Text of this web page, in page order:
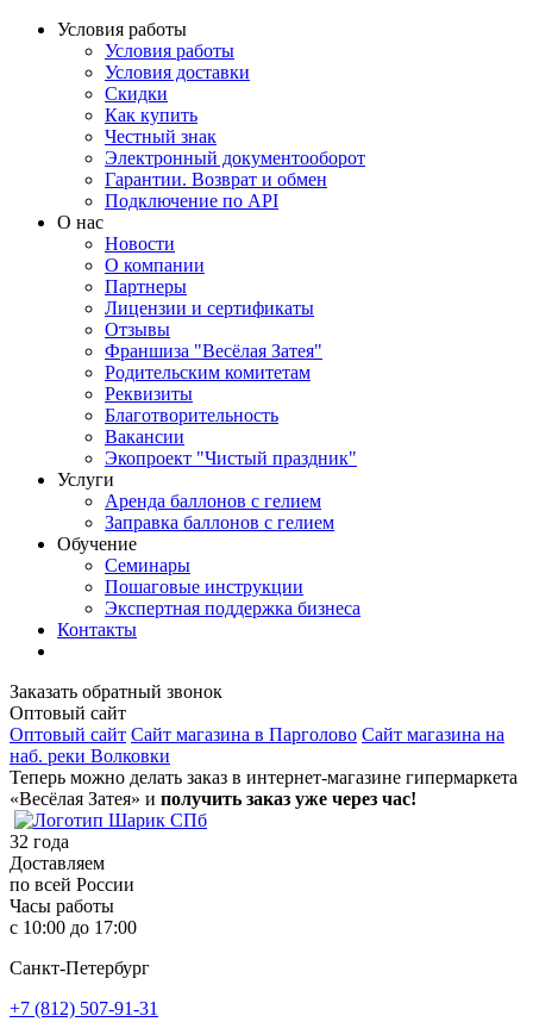
Условия работы
Условия работы
Условия доставки
Скидки
Как купить
Честный знак
Электронный документооборот
Гарантии. Возврат и обмен
Подключение по API
О нас
Новости
О компании
Партнеры
Лицензии и сертификаты
Отзывы
Франшиза "Весёлая Затея"
Родительским комитетам
Реквизиты
Благотворительность
Вакансии
Экопроект "Чистый праздник"
Услуги
Аренда баллонов с гелием
Заправка баллонов с гелием
Обучение
Семинары
Пошаговые инструкции
Экспертная поддержка бизнеса
Контакты
Заказать обратный звонок
Оптовый сайт
Оптовый сайт Сайт магазина в Парголово Сайт магазина на
наб. реки Волковки
Теперь можно делать заказ в интернет-магазине гипермаркета
«Весёлая Затея» и получить заказ уже через час!
32 года
Доставляем
по всей России
Часы работы
с 10:00 до 17:00
Санкт-Петербург
+7 (812) 507-91-31